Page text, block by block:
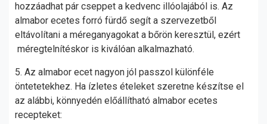
hozzáadhat pár cseppet a kedvenc illóolajából is. Az
almabor ecetes forró fürdő segít a szervezetből
eltávolítani a méreganyagokat a bőrön keresztül, ezért
méregtelnítéskor is kiválóan alkalmazható.
5. Az almabor ecet nagyon jól passzol különféle
öntetetekhez. Ha ízletes ételeket szeretne készítse el
az alábbi, könnyedén előállítható almabor ecetes
recepteket: